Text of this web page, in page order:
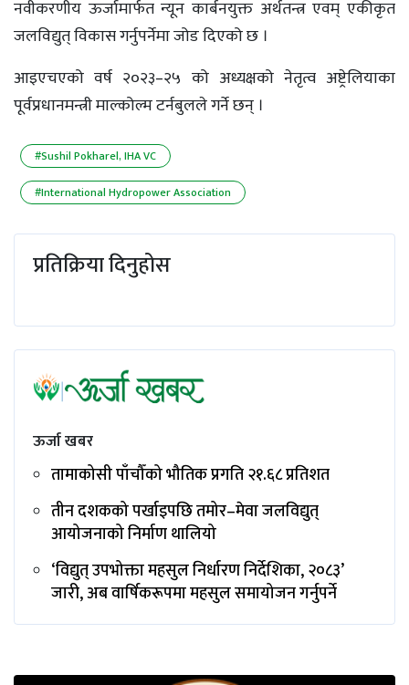
नवीकरणीय ऊर्जामार्फत न्यून कार्बनयुक्त अर्थतन्त्र एवम् एकीकृत
जलविद्युत् विकास गर्नुपर्नेमा जोड दिएको छ ।
आइएचएको वर्ष २०२३–२५ को अध्यक्षको नेतृत्व अष्ट्रेलियाका
पूर्वप्रधानमन्त्री माल्कोल्म टर्नबुलले गर्ने छन् ।
#Sushil Pokharel, IHA VC
#International Hydropower Association
प्रतिक्रिया दिनुहोस
ऊर्जा खबर
तामाकोसी पाँचौँको भौतिक प्रगति २१.६८ प्रतिशत
तीन दशकको पर्खाइपछि तमोर–मेवा जलविद्युत्
आयोजनाको निर्माण थालियो
‘विद्युत् उपभोक्ता महसुल निर्धारण निर्देशिका, २०८३’
जारी, अब वार्षिकरूपमा महसुल समायोजन गर्नुपर्ने